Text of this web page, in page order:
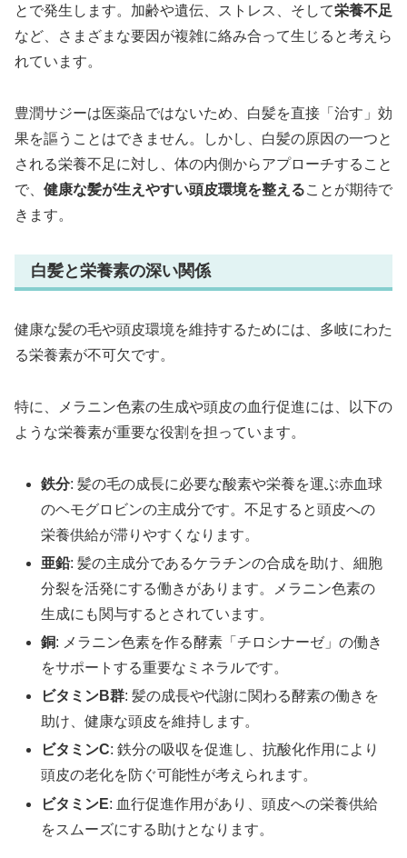
とで発生します。加齢や遺伝、ストレス、そして栄養不足
など、さまざまな要因が複雑に絡み合って生じると考えら
れています。
豊潤サジーは医薬品ではないため、白髪を直接「治す」効
果を謳うことはできません。しかし、白髪の原因の一つと
される栄養不足に対し、体の内側からアプローチすること
で、 健康な髪が生えやすい頭皮環境を整えることが期待で
きます。
白髪と栄養素の深い関係
健康な髪の毛や頭皮環境を維持するためには、多岐にわた
る栄養素が不可欠です。
特に、メラニン色素の生成や頭皮の血行促進には、以下の
ような栄養素が重要な役割を担っています。
鉄分: 髪の毛の成長に必要な酸素や栄養を運ぶ赤血球
のヘモグロビンの主成分です。不足すると頭皮への
栄養供給が滞りやすくなります。
亜鉛: 髪の主成分であるケラチンの合成を助け、細胞
分裂を活発にする働きがあります。メラニン色素の
生成にも関与するとされています。
銅: メラニン色素を作る酵素「チロシナーゼ」の働き
をサポートする重要なミネラルです。
ビタミンB群: 髪の成長や代謝に関わる酵素の働きを
助け、健康な頭皮を維持します。
ビタミンC: 鉄分の吸収を促進し、抗酸化作用により
頭皮の老化を防ぐ可能性が考えられます。
ビタミンE: 血行促進作用があり、頭皮への栄養供給
をスムーズにする助けとなります。